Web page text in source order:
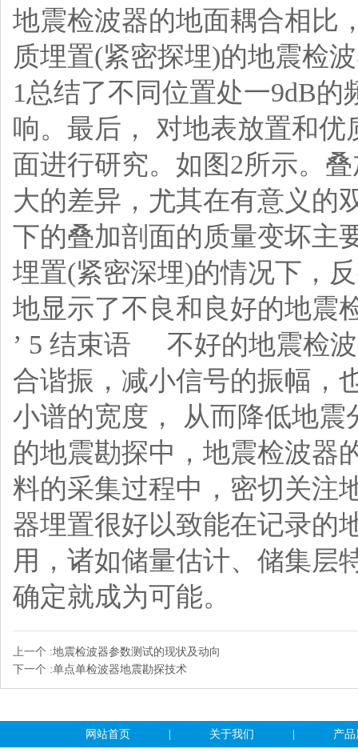
地震检波器的地面耦合相比
质埋置(紧密探埋)的地震检
1总结了不同位置处一9dB
响。最后， 对地表放置和
面进行研究。如图2所示。
大的差异，尤其在有意义的
下的叠加剖面的质量变坏主
埋置(紧密深埋)的情况下，
地显示了不良和良好的地震
’ 5 结束语
不好的地震检波
合谐振，减小信号的振幅，
小谱的宽度， 从而降低地
的地震勘探中，地震检波器
料的采集过程中，密切关注
器埋置很好以致能在记录的
用，诸如储量估计、储集层
确定就成为可能。
上一个 :地震检波器参数测试的现状及动向
下一个 :单点单检波器地震勘探技术
网站首页 关于我们 产